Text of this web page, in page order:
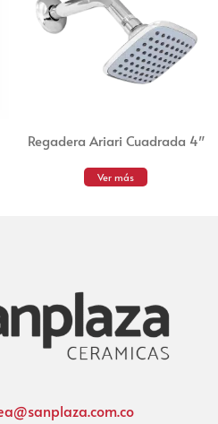
Regadera Ariari Cuadrada 4″
Ver más